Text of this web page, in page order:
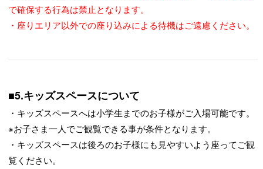
で確保する行為は禁止となります。
・座りエリア以外での座り込みによる待機はご遠慮ください。
■5.キッズスペースについて
・キッズスペースへは小学生までのお子様がご入場可能です。
※お子さま一人でご観覧できる事が条件となります。
・キッズスペースは後ろのお子様にも見やすいよう座ってご観
覧ください。